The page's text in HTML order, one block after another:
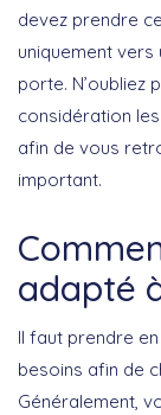
devez prendre
uniquement
porte. N’oubliez
considération
afin de vous
important.
adapté
Il faut prendre
besoins afin de
Généralement,